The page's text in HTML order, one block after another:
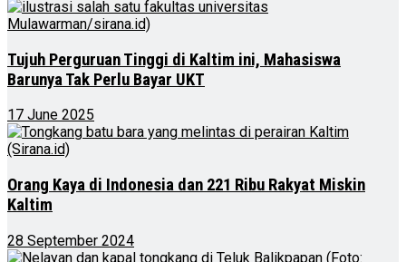
Tujuh Perguruan Tinggi di Kaltim ini, Mahasiswa
Barunya Tak Perlu Bayar UKT
17 June 2025
Orang Kaya di Indonesia dan 221 Ribu Rakyat Miskin
Kaltim
28 September 2024